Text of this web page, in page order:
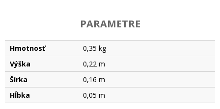
PARAMETRE
Hmotnosť
0,35 kg
Výška
0,22 m
Šírka
0,16 m
Hĺbka
0,05 m